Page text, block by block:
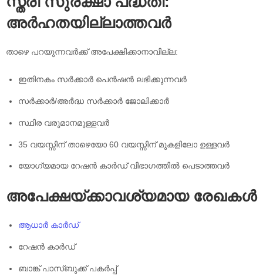
അർഹതയില്ലാത്തവർ
താഴെ പറയുന്നവർക്ക് അപേക്ഷിക്കാനാവില്ല:
ഇതിനകം സർക്കാർ പെൻഷൻ ലഭിക്കുന്നവർ
സർക്കാർ/അർദ്ധ സർക്കാർ ജോലിക്കാർ
സ്ഥിര വരുമാനമുള്ളവർ
35 വയസ്സിന് താഴെയോ 60 വയസ്സിന് മുകളിലോ ഉള്ളവർ
യോഗ്യമായ റേഷൻ കാർഡ് വിഭാഗത്തിൽ പെടാത്തവർ
അപേക്ഷയ്ക്കാവശ്യമായ രേഖകൾ
ആധാർ കാർഡ്
റേഷൻ കാർഡ്
ബാങ്ക് പാസ്‌ബുക്ക് പകർപ്പ്